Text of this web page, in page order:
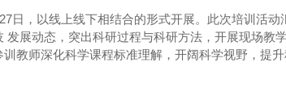
日，以线上线下相结合的形式开展。此次培训活
发展动态，突出科研过程与科研方法，开展现场教
教师深化科学课程标准理解，开阔科学视野，提